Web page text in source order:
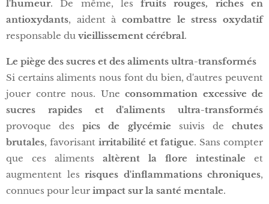
l'humeur. De même, lesfruits rouges, riches en
antioxydants, aident à combattre le stress oxydatif
responsable du vieillissement cérébral.
Le piège des sucres et des aliments ultra-transformés
Si certains aliments nous font du bien, d'autres peuvent
jouer contre nous. Une consommation excessive de
sucres rapides et d'aliments ultra-transformés
provoque despics de glycémiesuivis dechutes
brutales, favorisant irritabilité et fatigue. Sans compter
que ces aliments altèrent la flore intestinale et
augmentent les risques d'inflammations chroniques,
connues pour leur impact sur la santé mentale.